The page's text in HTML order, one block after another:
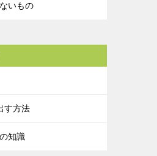
いもの
す方法
知識